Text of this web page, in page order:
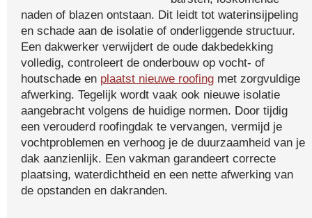
naden of blazen ontstaan. Dit leidt tot waterinsijpeling
en schade aan de isolatie of onderliggende structuur.
Een dakwerker verwijdert de oude dakbedekking
volledig, controleert de onderbouw op vocht- of
houtschade en plaatst nieuwe roofing met zorgvuldige
afwerking. Tegelijk wordt vaak ook nieuwe isolatie
aangebracht volgens de huidige normen. Door tijdig
een verouderd roofingdak te vervangen, vermijd je
vochtproblemen en verhoog je de duurzaamheid van je
dak aanzienlijk. Een vakman garandeert correcte
plaatsing, waterdichtheid en een nette afwerking van
de opstanden en dakranden.